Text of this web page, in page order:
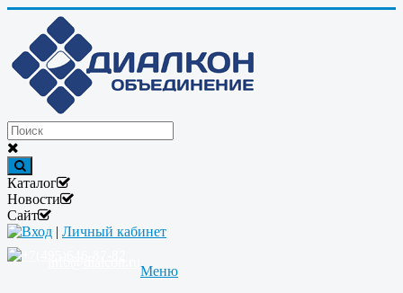
Каталог
Новости
Сайт
Вход | Личный кабинет
Меню